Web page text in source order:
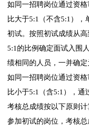
如同一招聘岗位通过资
比大于5:1（不含5:1）
初试。按照初试成绩从
5:1的比例确定面试入围
绩相同的人员，一并确定
如同一招聘岗位通过资
比小于5:1（含5:1），通
考核总成绩按以下原则计
参加初试的岗位，考核